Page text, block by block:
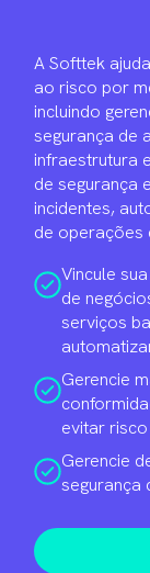
A Softtek
ao risco por
incluindo
segurança de
infraestrutura
de segurança
incidentes,
de operações
Vincule
de
serviços
Gerencie
evitar
Gerencie
segurança